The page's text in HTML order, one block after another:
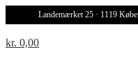
Landemærket 25 · 1119
kr. 0,00